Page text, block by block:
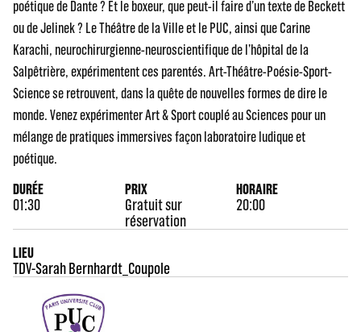
poétique de Dante ? Et le boxeur, que peut-il faire d’un texte de Beckett
ou de Jelinek ? Le Théâtre de la Ville et le PUC, ainsi que Carine
Karachi, neurochirurgienne-neuroscientifique de l’hôpital de la
Salpêtrière, expérimentent ces parentés. Art-Théâtre-Poésie-Sport-
Science se retrouvent, dans la quête de nouvelles formes de dire le
monde. Venez expérimenter Art & Sport couplé au Sciences pour un
mélange de pratiques immersives façon laboratoire ludique et
poétique.
DURÉE
01:30
PRIX
Gratuit sur
réservation
HORAIRE
20:00
LIEU
TDV-Sarah Bernhardt_Coupole